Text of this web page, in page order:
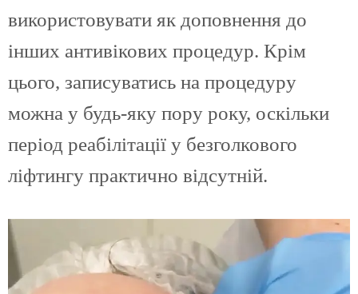
використовувати як доповнення до
інших антивікових процедур. Крім
цього, записуватись на процедуру
можна у будь-яку пору року, оскільки
період реабілітації у безголкового
ліфтингу практично відсутній.